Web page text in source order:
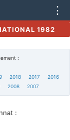
⋮
1982
:
2018 2017
2016
2008 2007
: